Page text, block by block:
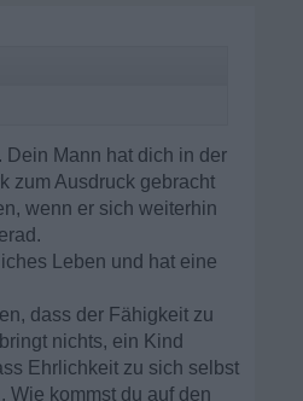
Mann hat dich in der
zum Ausdruck gebracht
wenn er sich weiterhin
Leben und hat eine
dass der Fähigkeit zu
nichts, ein Kind
Ehrlichkeit zu sich selbst
Wie kommst du auf den